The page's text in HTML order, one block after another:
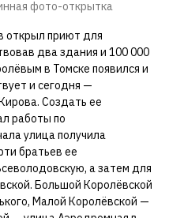
фото-открытка
открыл приют для
два здания и 100 000
в Томске появился и
и сегодня —
Создать ее
работы по
улица получила
братьев ее
а затем для
Большой Королёвской
Малой Королёвской —